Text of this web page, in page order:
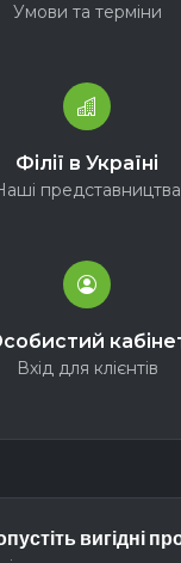
Умови та терміни
Філії в Україні
представництва
Вхід для клієнтів
вигідні